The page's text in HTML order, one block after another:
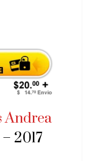
Andrea
2017